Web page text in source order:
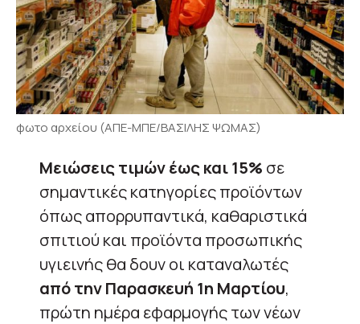
φωτο αρχείου (ΑΠΕ-ΜΠΕ/ΒΑΣΙΛΗΣ ΨΩΜΑΣ)
Μειώσεις τιμών έως και 15% σε
σημαντικές κατηγορίες προϊόντων
όπως απορρυπαντικά, καθαριστικά
σπιτιού και προϊόντα προσωπικής
υγιεινής θα δουν οι καταναλωτές
από την Παρασκευή 1η Μαρτίου,
πρώτη ημέρα εφαρμογής των νέων